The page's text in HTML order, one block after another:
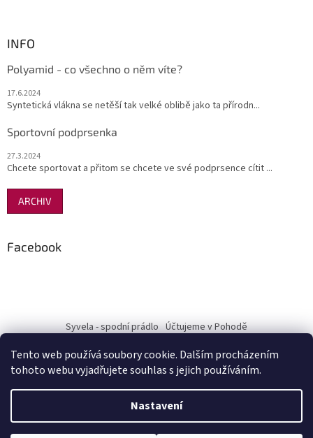
Tento web používá soubory cookie. Dalším procházením
tohoto webu vyjadřujete souhlas s jejich používáním.
Nastavení
INFO
Polyamid - co všechno o něm víte?
17.6.2024
Syntetická vlákna se netěší tak velké oblibě jako ta přírodn...
Sportovní podprsenka
27.3.2024
Chcete sportovat a přitom se chcete ve své podprsence cítit ...
ARCHIV
Facebook
Syvela - spodní prádlo Účtujeme v Pohodě